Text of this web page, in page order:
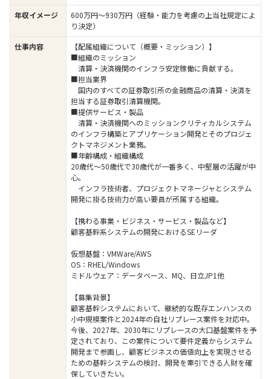
年収イメージ
600万円〜930万円（経験・能力を考慮の上当社規定によ
り決定）
仕事内容
【配属組織について（概要・ミッション）】
■組織のミッション
清算・決済機関のインフラ安定稼働に貢献する。
■担当業界
国内のすべての証券取引所の金融商品の清算・決済を
担当する証券取引清算機関。
■提供サービス・製品
清算・決済機関へのミッションクリティカルシステム
のインフラ構築とアプリケーション開発とそのプロジェ
クトマネジメント業務。
■年齢構成・組織構成
20歳代～50歳代で30歳代が一番多く、中堅層の活躍が中
心。
インフラ技術者、プロジェクトマネージャとシステム
開発に掛る技術力が高い要員が所属する組織。
【携わる事業・ビジネス・サービス・製品など】
顧客基幹系システムの開発におけるSEリーダ
仮想基盤：VMWare/AWS
OS：RHEL/Windows
ミドルウェア：データベース、MQ、日立JP1他
【募集背景】
顧客基幹システムにおいて、継続的な既存エンハンスの
小中規模案件と2024年の自社リプレース案件を対応中。
今後、2027年、2030年にリプレースの大口基盤案件を予
定されており、この案件について要件定義からシステム
開発まで参画し、顧客ビジネスの価値向上を実現させる
ための基幹システムの検討、開発を牽引できる人財を確
保していきたい。